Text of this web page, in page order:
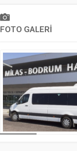
FOTO GALERİ